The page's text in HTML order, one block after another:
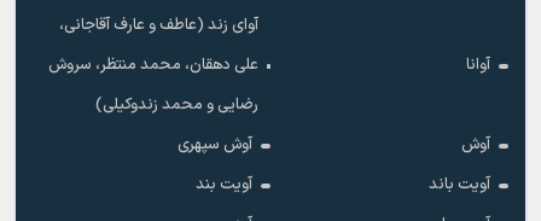
آوانا
آوای زند (عاطف و عارف آقاجانی،
علی دهقان، محمد منتظر، سروش
رضایی و محمد زندوکیلی)
آوش
آوش سپهری
آویت باند
آویت بند